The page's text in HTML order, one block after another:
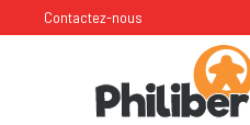
Contactez-nous